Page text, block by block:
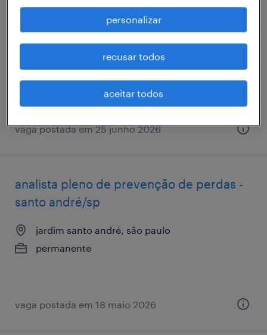
team leader (líder de transporte) - santo
jardim santo andré, são paulo
permanente
R$6,501 - R$7,500 por mês
vaga postada em 25 junho 2026
analista pleno de prevenção de perdas -
santo andré/sp
jardim santo andré, são paulo
permanente
vaga postada em 18 maio 2026
personalizar
recusar todos
aceitar todos